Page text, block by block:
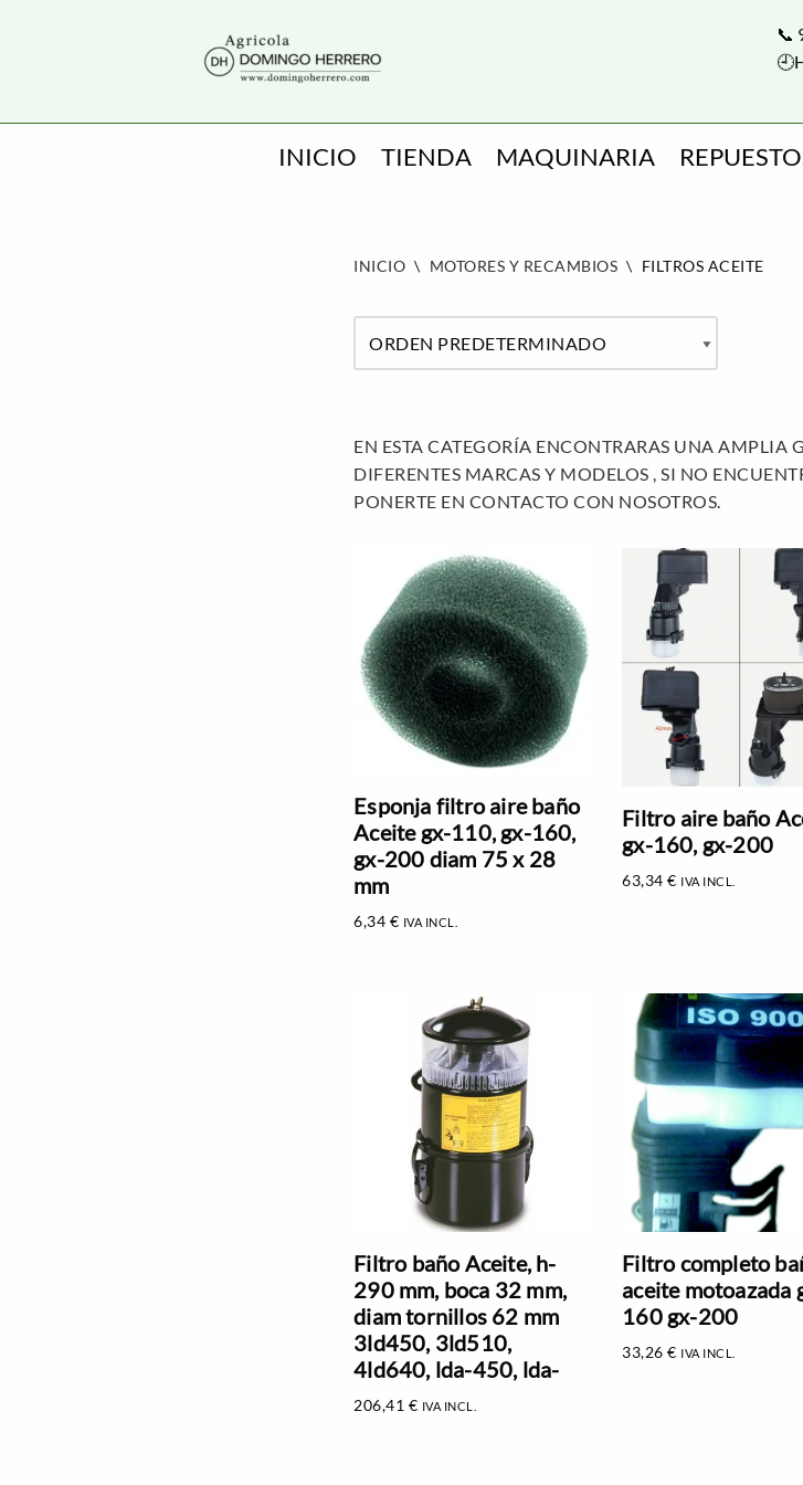
📞
INICIO TIENDA MAQUINARIA
INICIO \ MOTORES Y RECAMBIOS \ FILTROS ACEITE
EN ESTA CATEGORÍA ENCONTRARAS UNA AMPLIA
DIFERENTES MARCAS Y MODELOS , SI NO
PONERTE EN CONTACTO CON NOSOTROS.
Esponja filtro aire baño
Aceite gx-110, gx-160,
gx-200 diam 75 x 28
mm
6,34 € IVA INCL.
Filtro aire baño
gx-160, gx-200
63,34€ IVA INCL.
Filtro baño Aceite, h-
290 mm, boca 32 mm,
diam tornillos 62 mm
3ld450, 3ld510,
4ld640, lda-450, lda-
206,41 € IVA INCL.
Filtro completo
aceite motoazada
160 gx-200
33,26€ IVA INCL.